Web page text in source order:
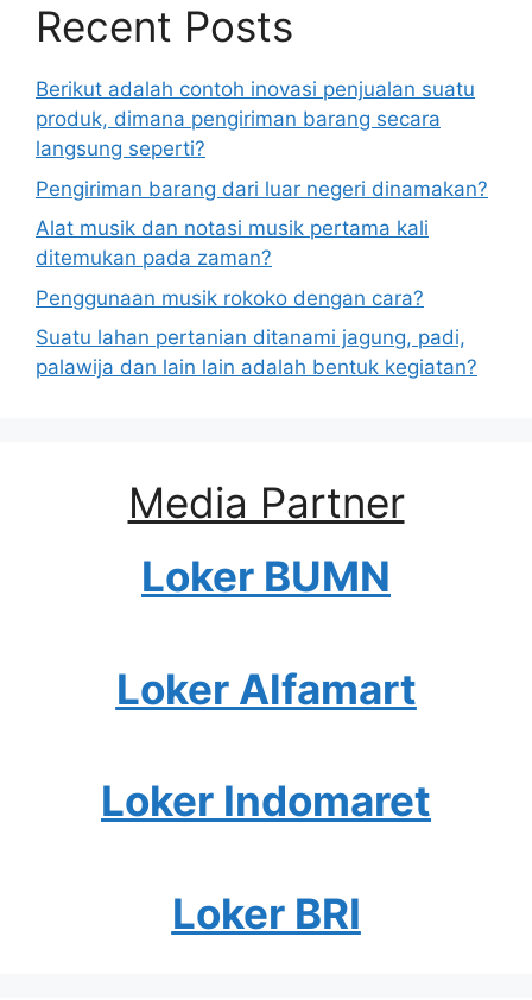
Recent Posts
Berikut adalah contoh inovasi penjualan suatu
produk, dimana pengiriman barang secara
langsung seperti?
Pengiriman barang dari luar negeri dinamakan?
Alat musik dan notasi musik pertama kali
ditemukan pada zaman?
Penggunaan musik rokoko dengan cara?
Suatu lahan pertanian ditanami jagung, padi,
palawija dan lain lain adalah bentuk kegiatan?
Media Partner
Loker BUMN
Loker Alfamart
Loker Indomaret
Loker BRI